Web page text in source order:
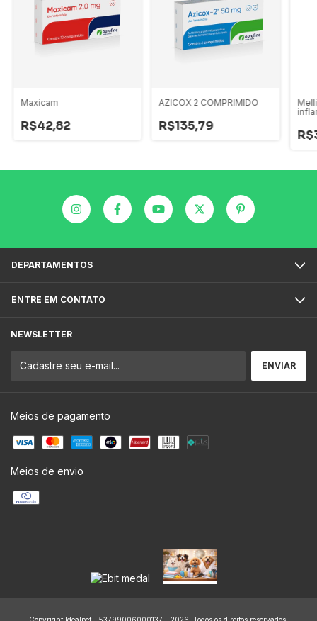
Maxicam
R$42,82
AZICOX 2 COMPRIMIDO
R$135,79
DEPARTAMENTOS
ENTRE EM CONTATO
NEWSLETTER
Meios de pagamento
Meios de envio